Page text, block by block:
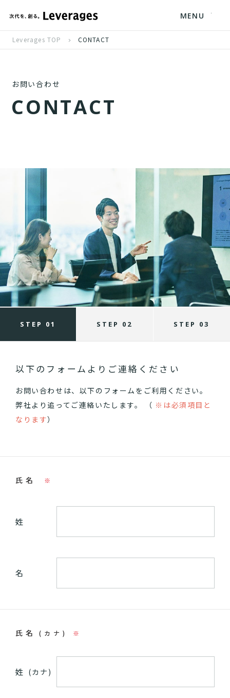
MENU
Leverages TOP CONTACT
お問い合わせ
CONTACT
STEP 01 STEP 02 STEP 03
以下のフォームよりご連絡ください
お問い合わせは、以下のフォームをご利用ください。
弊社より追ってご連絡いたします。 （ ※は必須項目と
なります）
氏名 ※
姓
名
氏名(カナ) ※
姓 (カナ)